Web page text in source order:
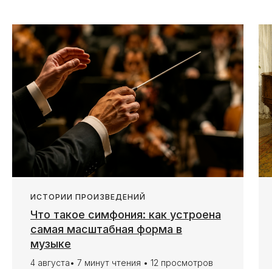
ИСТОРИИ ПРОИЗВЕДЕНИЙ
Что такое симфония: как устроена
самая масштабная форма в
музыке
4 августа• 7 минут чтения • 12 просмотров